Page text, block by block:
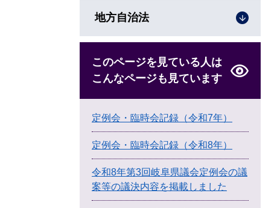
地方自治法
このページを見ている人は
こんなページも見ています
定例会・臨時会記録（令和7年）
定例会・臨時会記録（令和8年）
令和8年第3回岐阜県議会定例会の議
案等の議決内容を掲載しました